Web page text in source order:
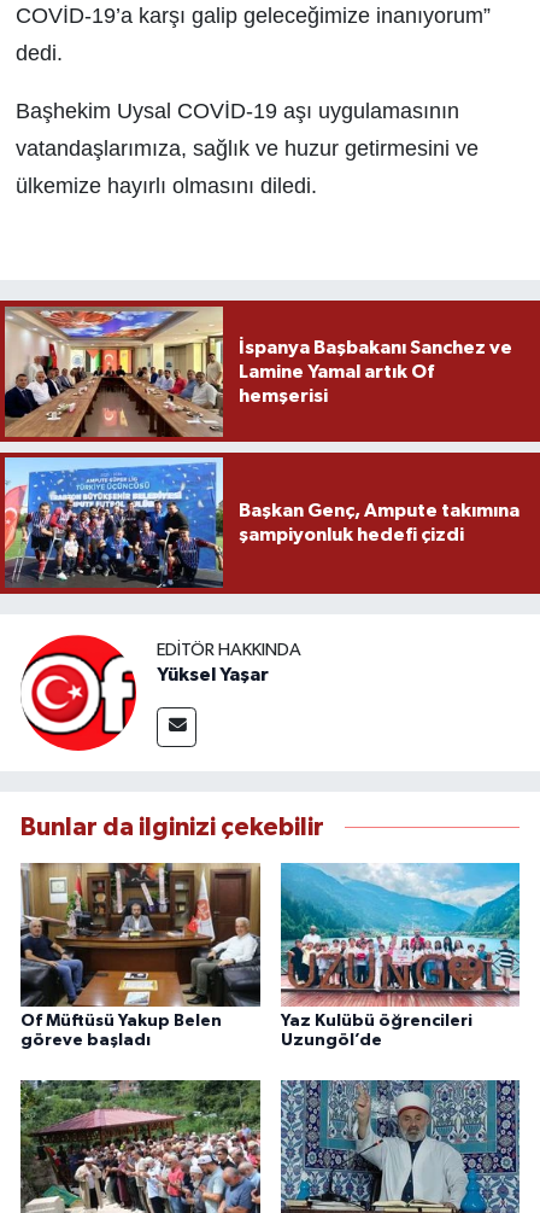
COVİD-19’a karşı galip geleceğimize inanıyorum”
dedi.
Başhekim Uysal COVİD-19 aşı uygulamasının
vatandaşlarımıza, sağlık ve huzur getirmesini ve
ülkemize hayırlı olmasını diledi.
İspanya Başbakanı Sanchez ve
Lamine Yamal artık Of
hemşerisi
Başkan Genç, Ampute takımına
şampiyonluk hedefi çizdi
EDITÖR HAKKINDA
Yüksel Yaşar
Bunlar da ilginizi çekebilir
Of Müftüsü Yakup Belen
göreve başladı
Yaz Kulübü öğrencileri
Uzungöl’de